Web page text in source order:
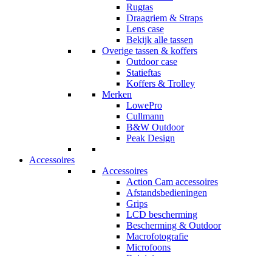
Rugtas
Draagriem & Straps
Lens case
Bekijk alle tassen
Overige tassen & koffers
Outdoor case
Statieftas
Koffers & Trolley
Merken
LowePro
Cullmann
B&W Outdoor
Peak Design
Accessoires
Accessoires
Action Cam accessoires
Afstandsbedieningen
Grips
LCD bescherming
Bescherming & Outdoor
Macrofotografie
Microfoons